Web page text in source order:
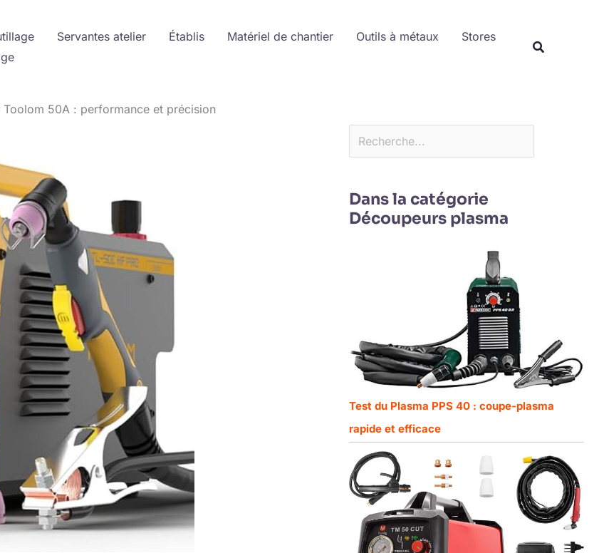
Servantes atelier Établis Matériel de chantier Outils à métaux
Stores
Toolom 50A : performance et précision
Dans la catégorie
Découpeurs plasma
Test du Plasma PPS 40 : coupe-plasma
rapide et efficace